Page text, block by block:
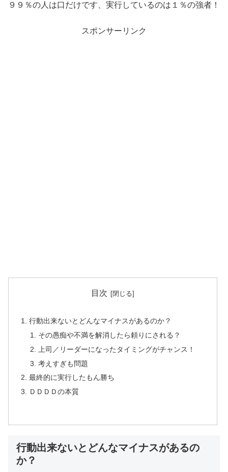
９９％の人は口だけです、実行しているのは１％の強者！
スポンサーリンク
目次
行動出来ないとどんなマイナスがあるのか？
その愚痴や不満を解消したら頼りにされる？
上司／リーダーになったタイミングがチャンス！
考えすぎも問題
最終的に実行したもん勝ち
ＤＤＤＤの本質
行動出来ないとどんなマイナスがあるの
か？